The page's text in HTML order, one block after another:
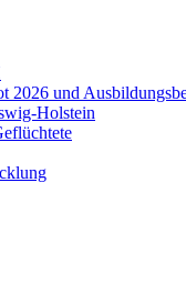
2026 und
Holstein